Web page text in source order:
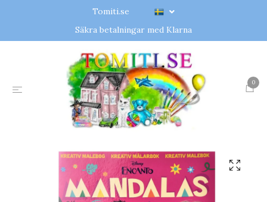
Tomiti.se
Säkra betalningar med Klarna
0